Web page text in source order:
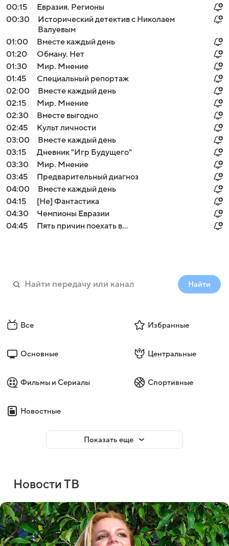
00:15
Евразия. Регионы
00:30
Исторический детектив с Николаем
Валуевым
01:00
Вместе каждый день
01:20
Обману. Нет
01:30
Мир. Мнение
01:45
Специальный репортаж
02:00
Вместе каждый день
02:15
Мир. Мнение
02:30
Вместе выгодно
02:45
Культ личности
03:00
Вместе каждый день
03:15
Дневник "Игр Будущего"
03:30
Мир. Мнение
03:45
Предварительный диагноз
04:00
Вместе каждый день
04:15
[Не] Фантастика
04:30
Чемпионы Евразии
04:45
Пять причин поехать в...
Найти
Все Избранные
Основные Центральные
Фильмы и Сериалы Спортивные
Новостные
Показать еще
Новости ТВ